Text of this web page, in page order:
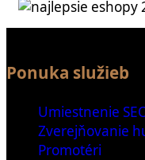
Ponuka služieb
Umiestnenie
Zverejňovanie
Promotéri